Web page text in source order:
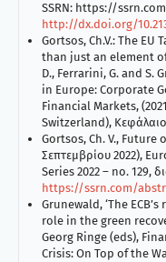
SSRN: https://
http://dx.doi.org/
Gortsos, Ch.V.: The
than just an element
D., Ferrarini, G. and S.
in Europe: Corporate
Financial Markets,
Switzerland), Κεφάλαιο
Gortsos, Ch. V.,
Σεπτεμβρίου 2022),
Series 2022 – no. 129,
https://ssrn.com/
Grunewald, ‘The
role in the green
Georg Ringe (eds),
Crisis: On Top of the